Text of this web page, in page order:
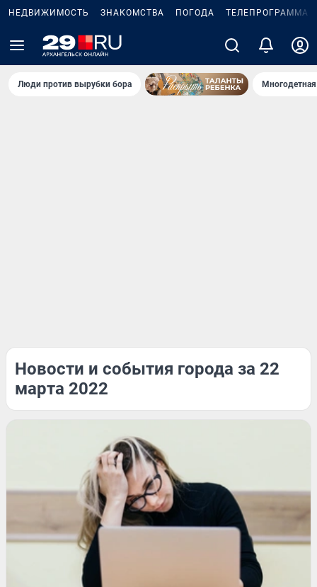
НЕДВИЖИМОСТЬ ЗНАКОМСТВА ПОГОДА ТЕЛЕПРОГРАММА
Люди против вырубки бора
Новости и события города за 22
марта 2022